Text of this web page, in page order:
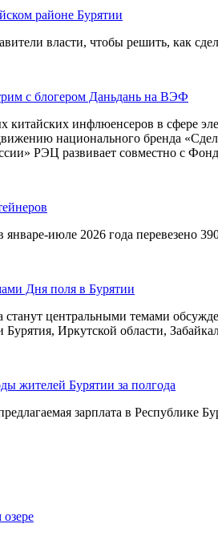
районе Бурятии
власти, чтобы решить, как
с блогером Даньдань на ВЭФ
китайских инфлюенсеров в сфере
национального бренда
РЭЦ развивает совместно с
июле 2026 года перевезено
Дня поля в Бурятии
центральными темами
Бурятия, Иркутской области,
жителей Бурятии за полгода
зарплата в